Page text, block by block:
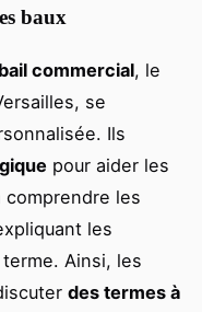
baux
commercial, le
se
Ils
pour aider les
les
les
Ainsi, les
des termes à